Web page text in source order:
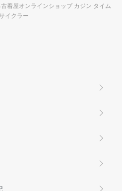
着屋オンラインショップ カジン タイム
イクラー